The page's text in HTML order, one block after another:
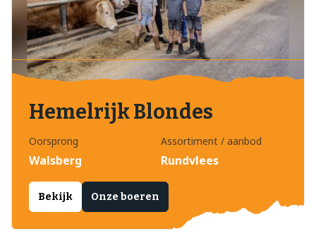
Hemelrijk Blondes
Oorsprong
Walsberg
Assortiment / aanbod
Rundvlees
Bekijk Onze boeren